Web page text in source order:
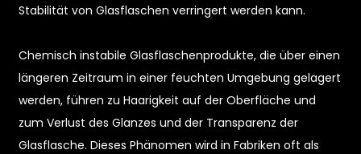
Stabilität von Glasflaschen verringert werden kann.
Chemisch instabile Glasflaschenprodukte, die über einen
längeren Zeitraum in einer feuchten Umgebung gelagert
werden, führen zu Haarigkeit auf der Oberfläche und
zum Verlust des Glanzes und der Transparenz der
Glasflasche. Dieses Phänomen wird in Fabriken oft als